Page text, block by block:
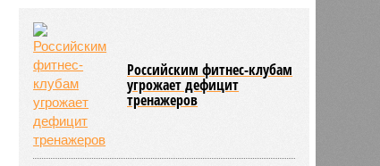
Российским фитнес-клубам
угрожает дефицит
тренажеров